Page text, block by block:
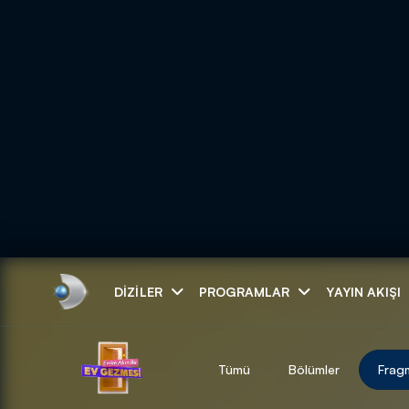
DIZILER PROGRAMLAR YAYIN AKIŞI
ARAMA
Tümü Bölümler